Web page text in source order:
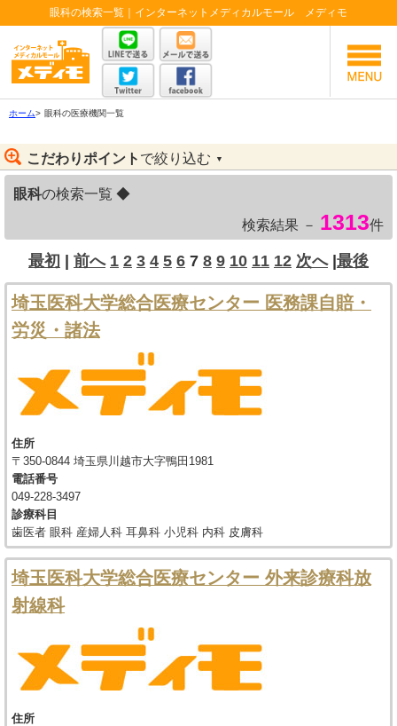
眼科の検索一覧｜インターネットメディカルモール メディモ
ホーム> 眼科の医療機関一覧
こだわりポイント で絞り込む ▼
眼科の検索一覧 ◆
検索結果 － 1313件
最初 | 前へ 1 2 3 4 5 6 7 8 9 10 11 12 次へ|最後
埼玉医科大学総合医療センター 医務課自賠・
労災・諸法
住所
〒350-0844 埼玉県川越市大字鴨田1981
電話番号
049-228-3497
診療科目
歯医者 眼科 産婦人科 耳鼻科 小児科 内科 皮膚科
埼玉医科大学総合医療センター 外来診療科放
射線科
住所